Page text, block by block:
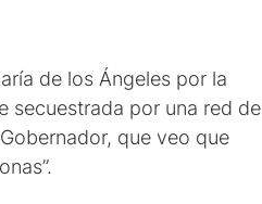
de los Ángeles por la
secuestrada por una red de
que veo que